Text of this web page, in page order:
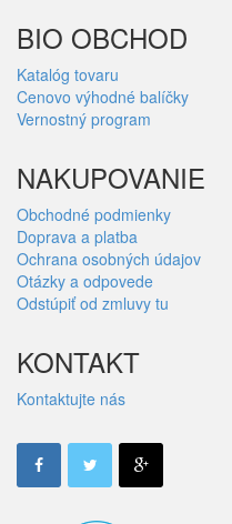
BIO OBCHOD
Katalóg tovaru
Cenovo výhodné balíčky
Vernostný program
NAKUPOVANIE
Obchodné podmienky
Doprava a platba
Ochrana osobných údajov
Otázky a odpovede
Odstúpiť od zmluvy tu
KONTAKT
Kontaktujte nás